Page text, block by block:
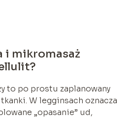
i mikromasaż
to po prostu zaplanowany
W legginsach oznacza
„opasanie” ud,